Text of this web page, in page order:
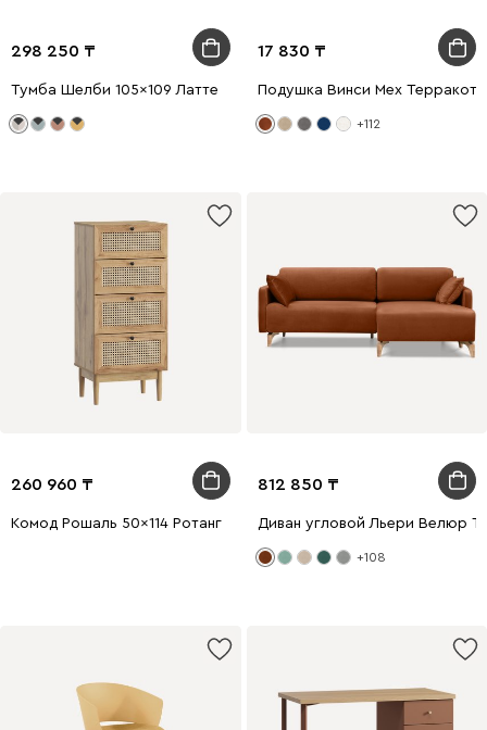
298 250
Тумба Шелби 105x109 Латте
17 830
Подушка Винси Мех
+112
260 960
Комод Рошаль 50x114 Ротанг
812 850
Диван угловой Льери Велюр
+108